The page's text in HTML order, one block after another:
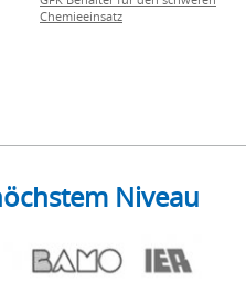
Chemieeinsatz
Niveau